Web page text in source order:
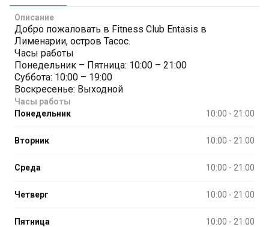
Описание
Добро пожаловать в Fitness Club Entasis в
Лименарии, остров Тасос.
Часы работы
Понедельник – Пятница: 10:00 – 21:00
Суббота: 10:00 – 19:00
Воскресенье: Выходной
Часы работы
Понедельник
10:00 - 21:00
Вторник 10:00 - 21:00
Среда 10:00 - 21:00
Четверг 10:00 - 21:00
Пятница 10:00 - 21:00